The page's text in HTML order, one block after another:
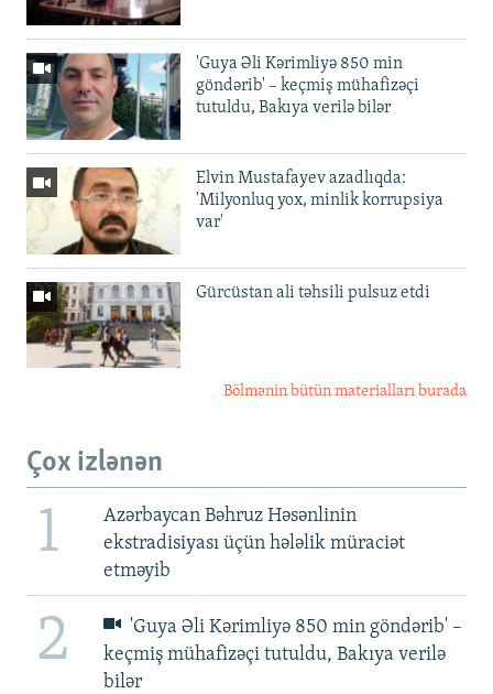
'Guya Əli Kərimliyə 850 min
göndərib' – keçmiş mühafizəçi
tutuldu, Bakıya verilə bilər
Elvin Mustafayev azadlıqda:
'Milyonluq yox, minlik korrupsiya
var'
Gürcüstan ali təhsili pulsuz etdi
Bölmənin bütün materialları burada
Çox izlənən
1
Azərbaycan Bəhruz Həsənlinin
ekstradisiyası üçün hələlik müraciət
etməyib
2
'Guya Əli Kərimliyə 850 min göndərib' –
keçmiş mühafizəçi tutuldu, Bakıya verilə
bilər